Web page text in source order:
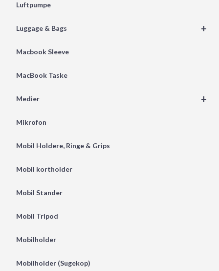
Luftpumpe
+
Luggage & Bags
Macbook Sleeve
MacBook Taske
+
Medier
Mikrofon
Mobil Holdere, Ringe & Grips
Mobil kortholder
Mobil Stander
Mobil Tripod
Mobilholder
Mobilholder (Sugekop)